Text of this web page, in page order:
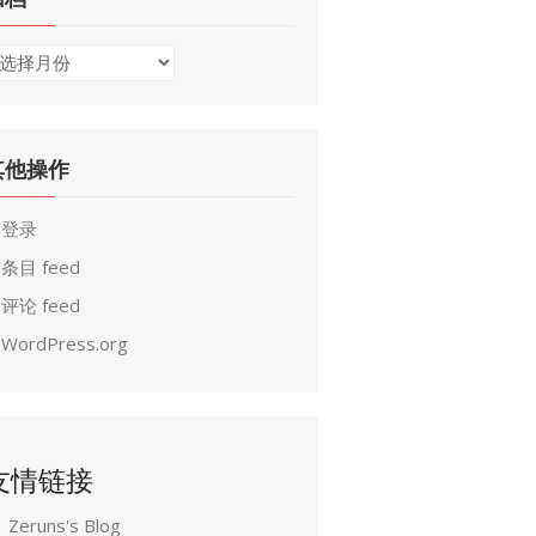
他操作
登录
条目 feed
评论 feed
WordPress.org
情链接
Zeruns's Blog